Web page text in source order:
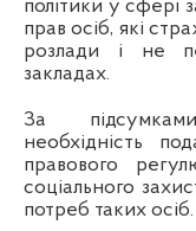
політики у сфері
прав осіб, які
розлади і не
закладах.
За
необхідність
правового
соціального
потреб таких осіб.